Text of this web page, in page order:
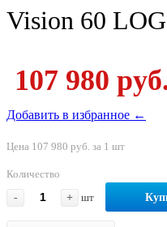
Vision 60
107 980
Добавить в избранное ←
Цена 107 980 руб. за 1 шт
Количество
-
+ шт